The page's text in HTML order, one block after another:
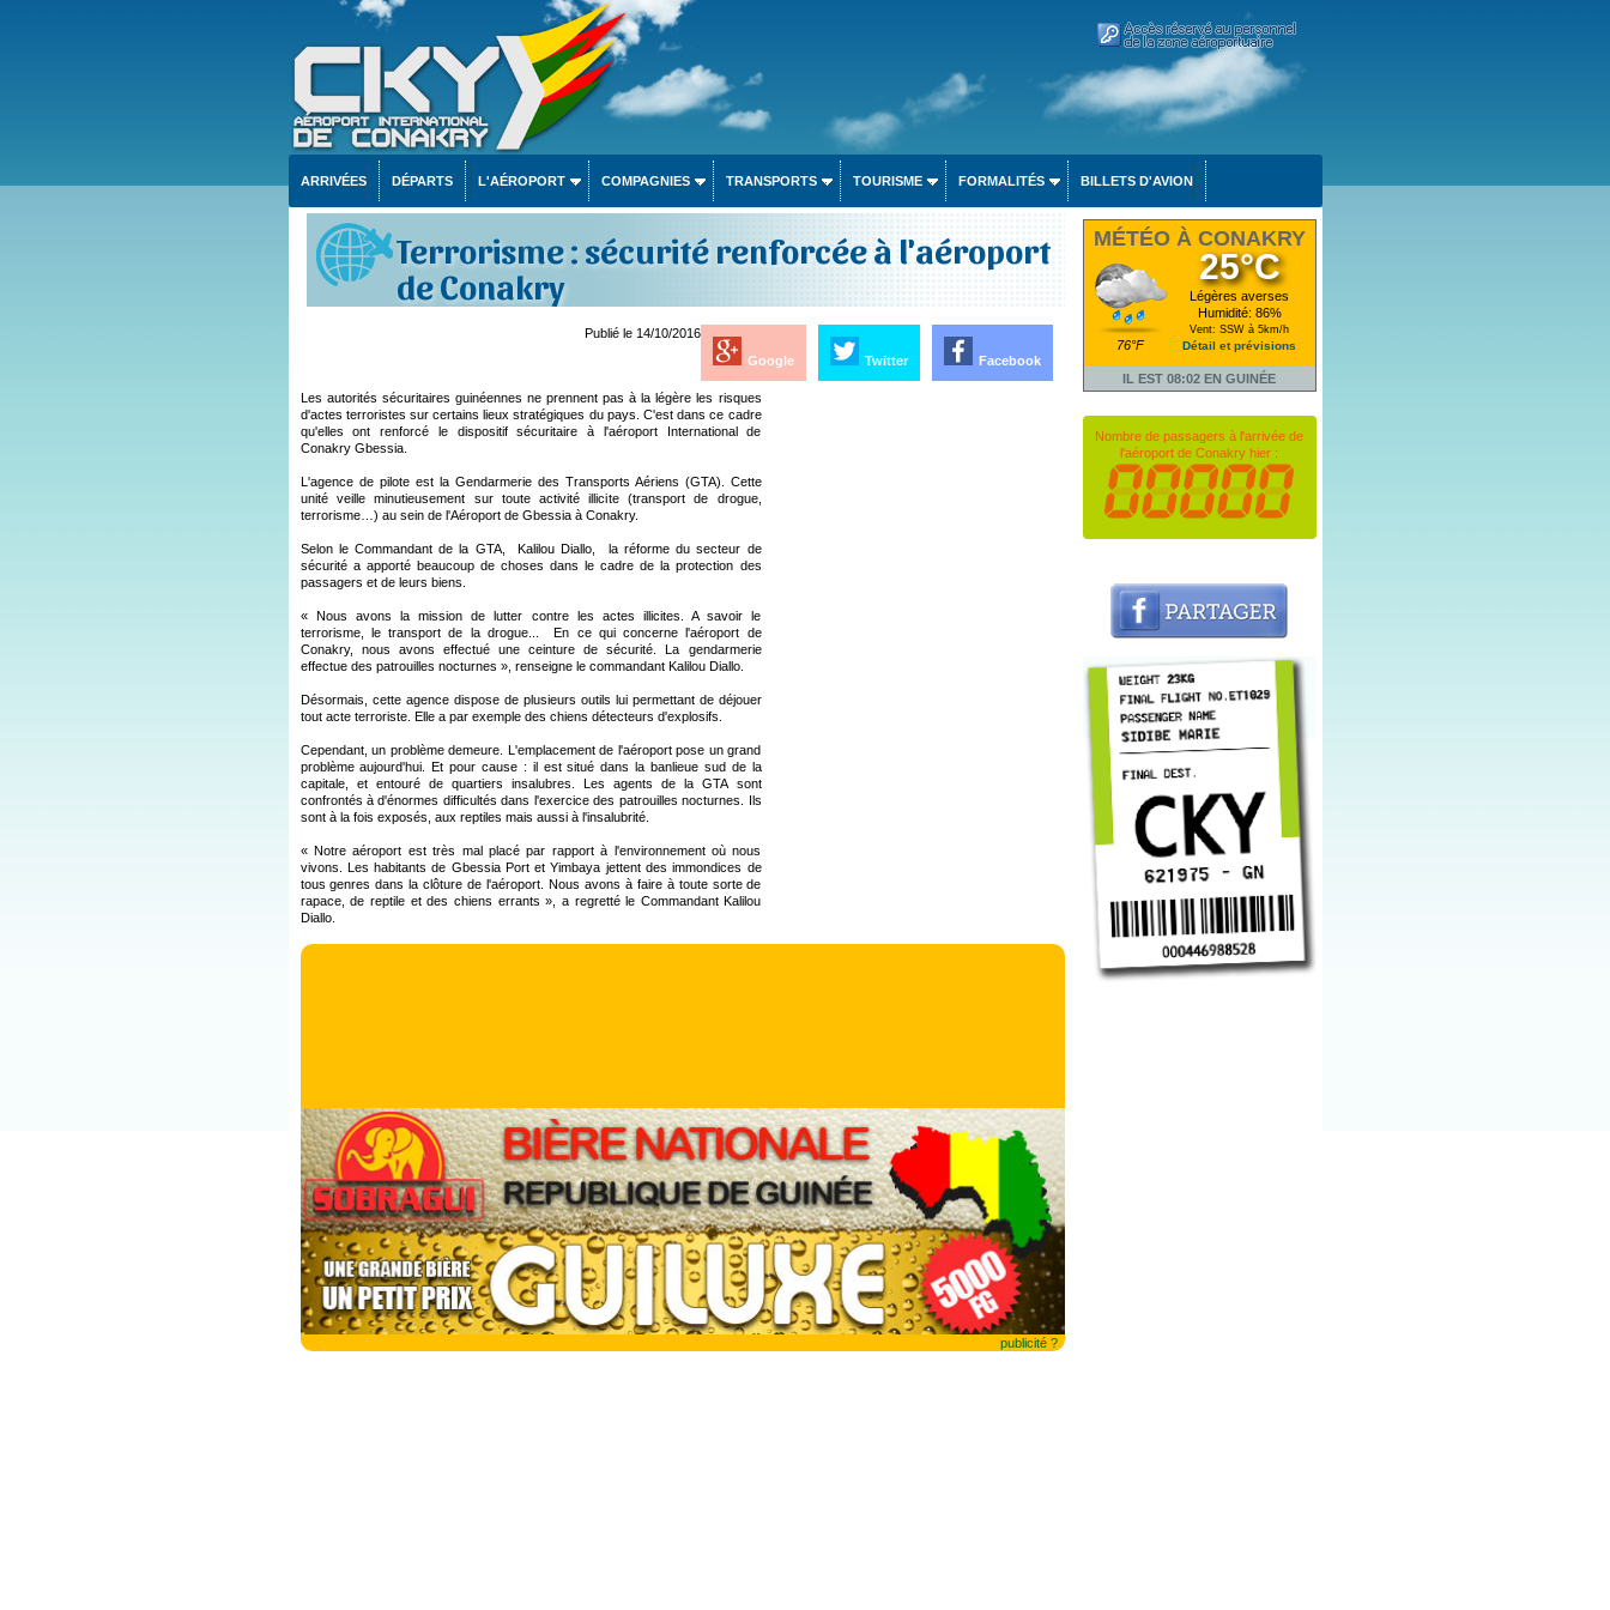
ARRIVÉES DÉPARTS L'AÉROPORT COMPAGNIES TRANSPORTS TOURISME FORMALITÉS BILLETS D'AVION
Terrorisme : sécurité renforcée à l'aéroport
de Conakry
Facebook
Twitter
Google
Publié le 14/10/2016
Les autorités sécuritaires guinéennes ne prennent pas à la légère les risques
d'actes terroristes sur certains lieux stratégiques du pays. C'est dans ce cadre
qu'elles ont renforcé le dispositif sécuritaire à l'aéroport International de
Conakry Gbessia.
L'agence de pilote est la Gendarmerie des Transports Aériens (GTA). Cette
unité veille minutieusement sur toute activité illicite (transport de drogue,
terrorisme…) au sein de l'Aéroport de Gbessia à Conakry.
Selon le Commandant de la GTA, Kalilou Diallo, la réforme du secteur de
sécurité a apporté beaucoup de choses dans le cadre de la protection des
passagers et de leurs biens.
« Nous avons la mission de lutter contre les actes illicites. A savoir le
terrorisme, le transport de la drogue... En ce qui concerne l'aéroport de
Conakry, nous avons effectué une ceinture de sécurité. La gendarmerie
effectue des patrouilles nocturnes », renseigne le commandant Kalilou Diallo.
Désormais, cette agence dispose de plusieurs outils lui permettant de déjouer
tout acte terroriste. Elle a par exemple des chiens détecteurs d'explosifs.
Cependant, un problème demeure. L'emplacement de l'aéroport pose un grand
problème aujourd'hui. Et pour cause : il est situé dans la banlieue sud de la
capitale, et entouré de quartiers insalubres. Les agents de la GTA sont
confrontés à d'énormes difficultés dans l'exercice des patrouilles nocturnes. Ils
sont à la fois exposés, aux reptiles mais aussi à l'insalubrité.
« Notre aéroport est très mal placé par rapport à l'environnement où nous
vivons. Les habitants de Gbessia Port et Yimbaya jettent des immondices de
tous genres dans la clôture de l'aéroport. Nous avons à faire à toute sorte de
rapace, de reptile et des chiens errants », a regretté le Commandant Kalilou
Diallo.
publicité ?
MÉTÉO À CONAKRY
76°F
25°C
Légères averses
Humidité: 86%
Vent: SSW à 5km/h
Détail et prévisions
IL EST 08:02 EN GUINÉE
Nombre de passagers à l'arrivée de
l'aéroport de Conakry hier :